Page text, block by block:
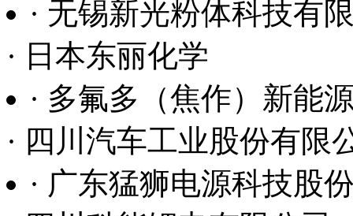
· 广东猛狮电源科技股
· 四川科能锂电有限公司
· 西门子（中国）有限
· 方大炭素新材料科技股
· 四川省有色冶金研究